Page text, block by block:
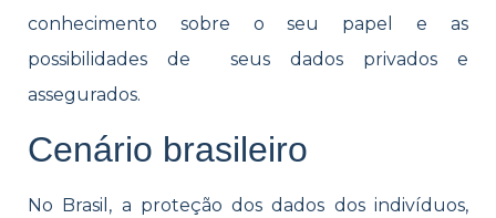
conhecimento sobre o seu papel e as
possibilidades de seus dados privados e
assegurados.
Cenário brasileiro
No Brasil, a proteção dos dados dos indivíduos,